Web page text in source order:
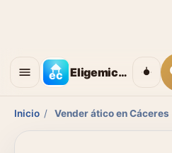
Eligemicasa
Inicio / Vender ático en Cáceres